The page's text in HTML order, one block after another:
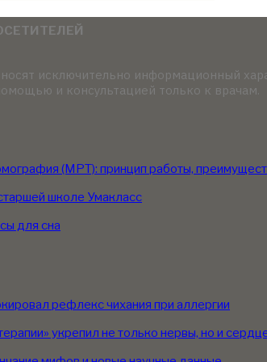
исключительно информационный
и консультацией только к врачам.
(МРТ): принцип работы,
школе Умакласс
для сна
рефлекс чихания при аллергии
укрепил не только нервы, но и